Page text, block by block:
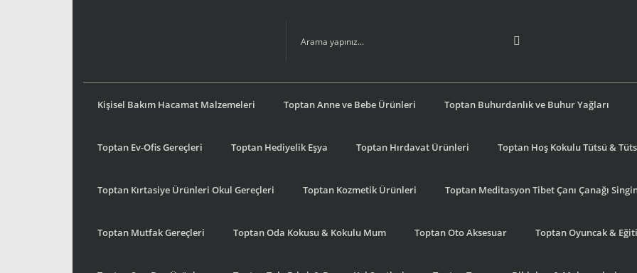
Kişisel Bakım Hacamat Malzemeleri Toptan Anne ve Bebe Ürünleri Toptan Buhurdanlık ve Buhur Yağları
Toptan Ev-Ofis Gereçleri Toptan Hediyelik Eşya Toptan Hırdavat Ürünleri Toptan Hoş Kokulu Tütsü &
Toptan Kırtasiye Ürünleri Okul Gereçleri Toptan Kozmetik Ürünleri Toptan Meditasyon Tibet Çanı Çanağı
Toptan Mutfak Gereçleri Toptan Oda Kokusu & Kokulu Mum Toptan Oto Aksesuar Toptan Oyuncak &